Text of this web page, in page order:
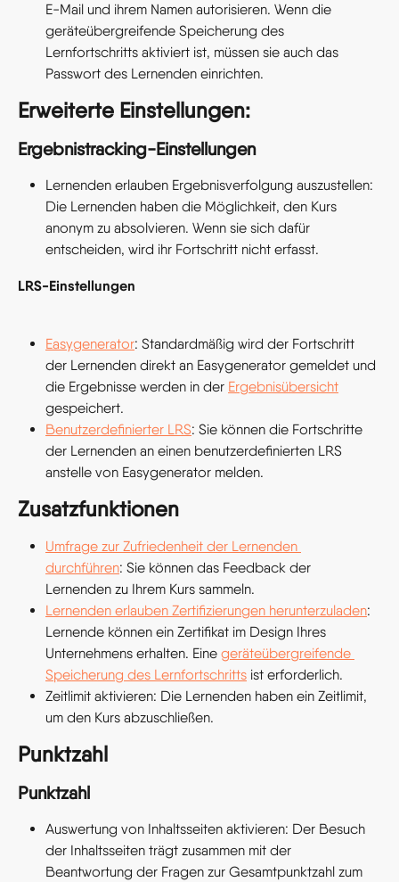
E-Mail und ihrem Namen autorisieren. Wenn die
geräteübergreifende Speicherung des
Lernfortschritts aktiviert ist, müssen sie auch das
Passwort des Lernenden einrichten.
Erweiterte Einstellungen:
Ergebnistracking-Einstellungen
Lernenden erlauben Ergebnisverfolgung auszustellen:
Die Lernenden haben die Möglichkeit, den Kurs
anonym zu absolvieren. Wenn sie sich dafür
entscheiden, wird ihr Fortschritt nicht erfasst.
LRS-Einstellungen
Easygenerator: Standardmäßig wird der Fortschritt
der Lernenden direkt an Easygenerator gemeldet und
die Ergebnisse werden in der Ergebnisübersicht
gespeichert.
Benutzerdefinierter LRS: Sie können die Fortschritte
der Lernenden an einen benutzerdefinierten LRS
anstelle von Easygenerator melden.
Zusatzfunktionen
Umfrage zur Zufriedenheit der Lernenden
durchführen: Sie können das Feedback der
Lernenden zu Ihrem Kurs sammeln.
Lernenden erlauben Zertifizierungen herunterzuladen:
Lernende können ein Zertifikat im Design Ihres
Unternehmens erhalten. Eine geräteübergreifende
Speicherung des Lernfortschritts ist erforderlich.
Zeitlimit aktivieren: Die Lernenden haben ein Zeitlimit,
um den Kurs abzuschließen.
Punktzahl
Punktzahl
Auswertung von Inhaltsseiten aktivieren: Der Besuch
der Inhaltsseiten trägt zusammen mit der
Beantwortung der Fragen zur Gesamtpunktzahl zum